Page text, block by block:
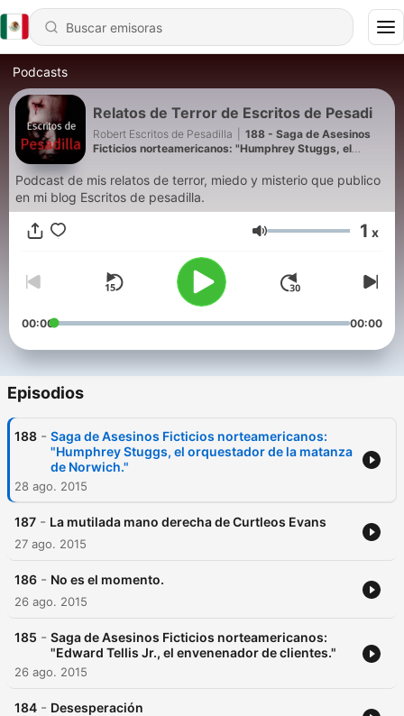
Podcasts
Relatos de Terror de Escritos de Pesadi
Robert Escritos de Pesadilla
188 - Saga de Asesinos
Ficticios norteamericanos: "Humphrey Stuggs, el
Podcast de mis relatos de terror, miedo y misterio que publico
en mi blog Escritos de pesadilla.
Volumen 1 x
00:00 00:00
Episodios
188 - Saga de Asesinos Ficticios norteamericanos:
"Humphrey Stuggs, el orquestador de la matanza
de Norwich."
28 ago. 2015
187 - La mutilada mano derecha de Curtleos Evans
27 ago. 2015
186 - No es el momento.
26 ago. 2015
185 - Saga de Asesinos Ficticios norteamericanos:
"Edward Tellis Jr., el envenenador de clientes."
26 ago. 2015
184 - Desesperación